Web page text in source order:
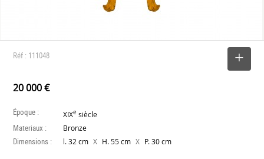
Réf : 111048
20 000 €
Époque : XIXe siècle
Materiaux : Bronze
Dimensions : l. 32 cm X H. 55 cm X P. 30 cm